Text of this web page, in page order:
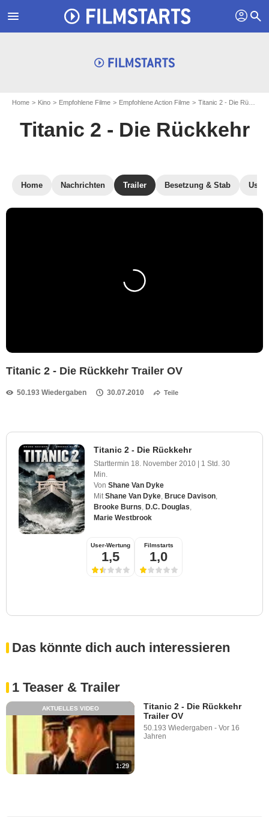
menu profil search
Home Kino Empfohlene Filme Empfohlene Action Filme Titanic 2 - Die Rückkehr
Titanic 2 - Die Rückkehr
Home Nachrichten Trailer Besetzung & Stab
Titanic 2 - Die Rückkehr Trailer OV
50.193 Wiedergaben 30.07.2010 Teile
Titanic 2 - Die Rückkehr
Starttermin 18. November 2010 | 1 Std. 30
Min.
Von Shane Van Dyke
Mit Shane Van Dyke Bruce Davison
Brooke Burns D.C. Douglas
Marie Westbrook
User-Wertung
1,5
Filmstarts
1,0
Das könnte dich auch interessieren
1 Teaser & Trailer
1:29
AKTUELLES VIDEO
Titanic 2 - Die Rückkehr
Trailer OV
50.193 Wiedergaben - Vor 16
Jahren